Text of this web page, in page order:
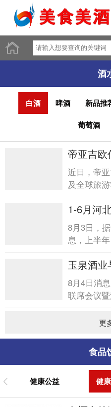
酒
白酒 啤酒 新品推
葡萄酒
帝亚吉欧
任命新亚
近日，帝
及全球旅
4月调任帝
1-6月河
月河北酒
8月3日，
息，上半
消费场景
玉泉酒
酒业与
8月4日消
联席会议
商会诚挚
更
食品
健康公益 健